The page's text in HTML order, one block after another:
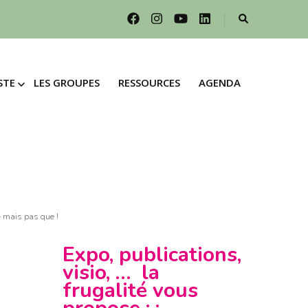
LES GROUPES RESSOURCES AGENDA
mais pas que !
Expo, publications,
visio, … la
frugalité vous